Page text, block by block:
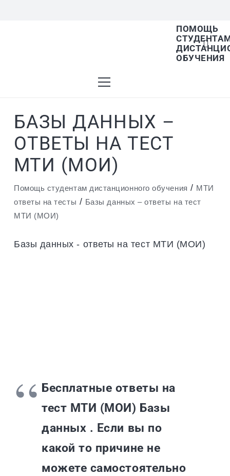
ПОМОЩЬ
ОБУЧЕНИЯ
списке найденных результатов используйте
вверх и вниз для выбора и Enter для
на нужную страницу. Если у вас
с тачскрином, используйте
БАЗЫ ДАННЫХ –
ОТВЕТЫ НА ТЕСТ
МТИ (МОИ)
Помощь студентам дистанционного обучения / МТИ
ответы на тесты / Базы данных – ответы на тест
МТИ (МОИ)
Базы данных - ответы на тест МТИ (МОИ)
Бесплатные ответы на
тест МТИ (МОИ) Базы
данных . Если вы по
какой то причине не
можете самостоятельно